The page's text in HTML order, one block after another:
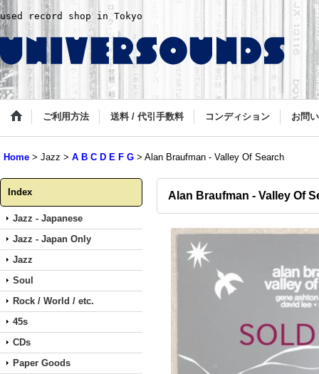
used record shop in Tokyo
ご利用方法 送料 / 代引手数料 コンディション お問
Home > Jazz > A B C D E F G > Alan Braufman - Valley Of Search
Index
Jazz - Japanese
Jazz - Japan Only
Jazz
Soul
Rock / World / etc.
45s
CDs
Paper Goods
Alan Braufman - Valley Of